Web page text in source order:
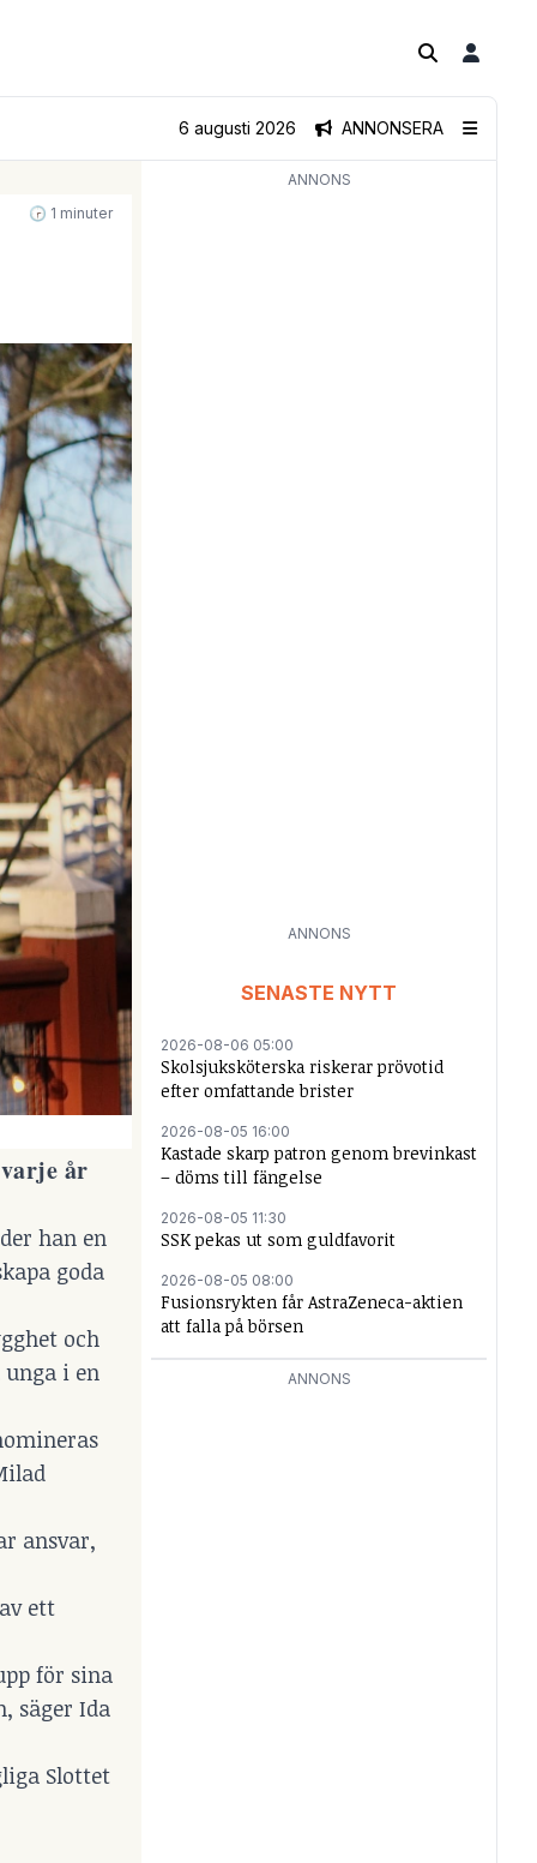
ANNONSERA
6 augusti 2026
🕝 1 minuter
år
han en
goda
och
i en
ansvar,
ett
för sina
säger Ida
Slottet
ANNONS
ANNONS
SENASTE NYTT
2026-08-06 05:00
Skolsjuksköterska riskerar prövotid
efter omfattande brister
2026-08-05 16:00
Kastade skarp patron genom brevinkast
– döms till fängelse
2026-08-05 11:30
SSK pekas ut som guldfavorit
2026-08-05 08:00
Fusionsrykten får AstraZeneca-aktien
att falla på börsen
ANNONS